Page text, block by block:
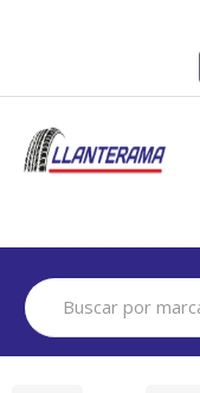
Search
for: